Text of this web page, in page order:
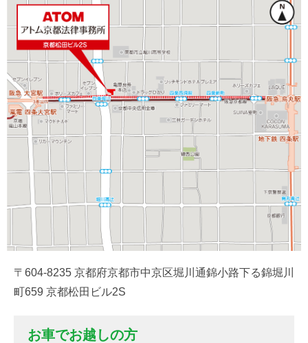
〒604-8235 京都府京都市中京区堀川通錦小路下る錦堀川
町659 京都松田ビル2S
お車でお越しの方